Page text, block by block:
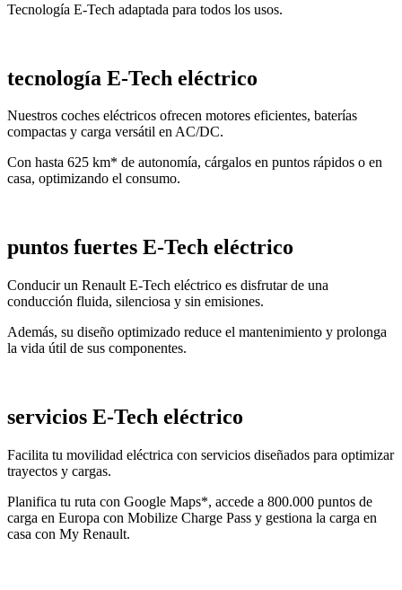
Tecnología E-Tech adaptada para todos los usos.
tecnología E-Tech eléctrico
Nuestros coches eléctricos ofrecen motores eficientes, baterías
compactas y carga versátil en AC/DC.
Con hasta 625 km* de autonomía, cárgalos en puntos rápidos o en
casa, optimizando el consumo.
puntos fuertes E-Tech eléctrico
Conducir un Renault E-Tech eléctrico es disfrutar de una
conducción fluida, silenciosa y sin emisiones.
Además, su diseño optimizado reduce el mantenimiento y prolonga
la vida útil de sus componentes.
servicios E-Tech eléctrico
Facilita tu movilidad eléctrica con servicios diseñados para optimizar
trayectos y cargas.
Planifica tu ruta con Google Maps*, accede a 800.000 puntos de
carga en Europa con Mobilize Charge Pass y gestiona la carga en
casa con My Renault.